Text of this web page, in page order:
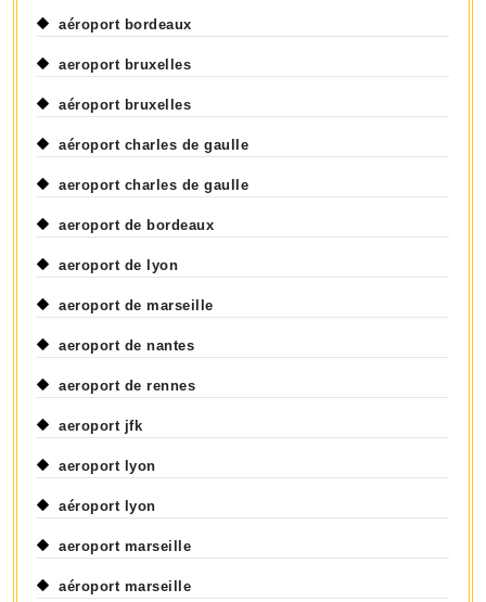
aéroport bordeaux
aeroport bruxelles
aéroport bruxelles
aéroport charles de gaulle
aeroport charles de gaulle
aeroport de bordeaux
aeroport de lyon
aeroport de marseille
aeroport de nantes
aeroport de rennes
aeroport jfk
aeroport lyon
aéroport lyon
aeroport marseille
aéroport marseille